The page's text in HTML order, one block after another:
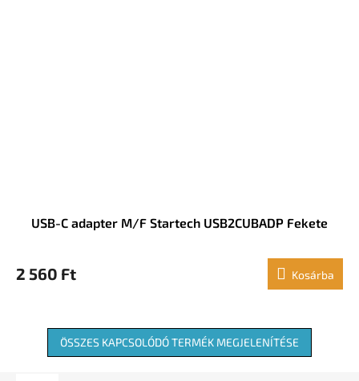
USB-C adapter M/F Startech USB2CUBADP Fekete
2 560 Ft Kosárba
ÖSSZES KAPCSOLÓDÓ TERMÉK MEGJELENÍTÉSE